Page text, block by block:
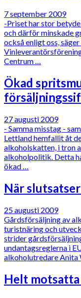
7 september 2009
-Priset har stor
och därför minskade
också enligt oss,
Centrum …
Ökad
27 augusti 2009
- Samma misstag -
Lettland hemfallit åt
alkoholskatten, i tron
alkoholpolitik. Detta
ökad …
När
25 augusti 2009
Gårdsförsäljning av
turistnäring och
strider
undantagsreglerna i
alkoholutredare Anita
Helt